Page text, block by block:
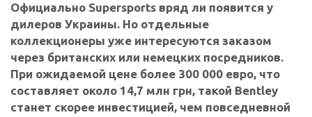
Официально Supersports вряд ли появится у
дилеров Украины. Но отдельные
коллекционеры уже интересуются заказом
через британских или немецких посредников.
При ожидаемой цене более 300 000 евро, что
составляет около 14,7 млн грн, такой Bentley
станет скорее инвестицией, чем повседневной